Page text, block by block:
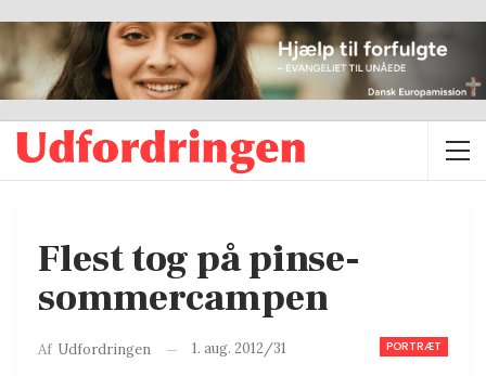
Flest tog på pinse-
sommercampen
PORTRÆT
Af Udfordringen 1. aug. 2012/31